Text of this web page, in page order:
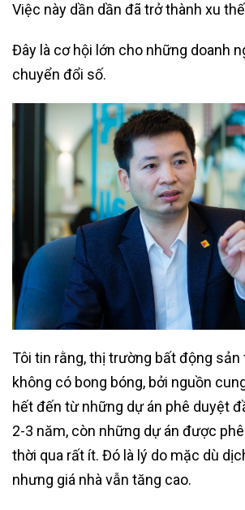
Việc này dần dần đã trở thành xu
Đây là cơ hội lớn cho những doanh
chuyển đổi số.
Tôi tin rằng, thị trường bất động sản
không có bong bóng, bởi nguồn
hết đến từ những dự án phê duyệt
2-3 năm, còn những dự án được
thời qua rất ít. Đó là lý do mặc dù
nhưng giá nhà vẫn tăng cao.